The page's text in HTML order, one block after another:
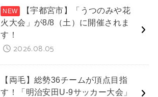
【宇都宮市】「うつのみや花
火大会」が8/8（土）に開催されま
す！
2026.08.05
【両毛】総勢36チームが頂点目指
す！「明治安田U-9サッカー大会」